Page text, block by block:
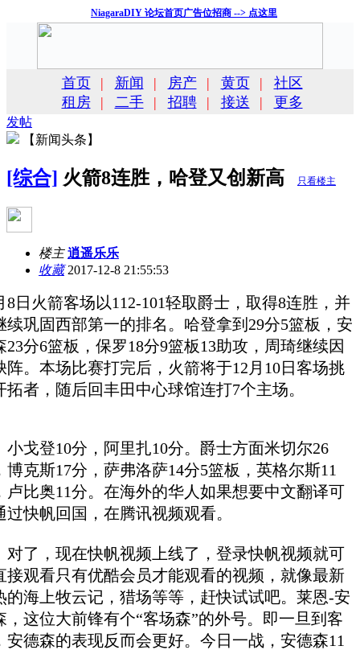
NiagaraDIY 论坛首页广告位招商 --> 点这里
首页 | 新闻 | 房产 | 黄页 |
社区
租房
| 二手 | 招聘 | 接送 | 更多
发帖
【新闻头条】
[综合] 火箭8连胜，哈登又创新高 只看楼主
楼主 逍遥乐乐
收藏2017-12-8 21:55:53
8日火箭客场以112-101轻取爵士，取得8连胜，并
续巩固西部第一的排名。哈登拿到29分5篮板，安
23分6篮板，保罗18分9篮板13助攻，周琦继续因
阵。本场比赛打完后，火箭将于12月10日客场挑
拓者，随后回丰田中心球馆连打7个主场。
登10分，阿里扎10分。爵士方面米切尔26
博克斯17分，萨弗洛萨14分5篮板，英格尔斯11
卢比奥11分。在海外的华人如果想要中文翻译可
过快帆回国，在腾讯视频观看。
，现在快帆视频上线了，登录快帆视频就可
接观看只有优酷会员才能观看的视频，就像最新
的海上牧云记，猎场等等，赶快试试吧。莱恩-安
，这位大前锋有个“客场森”的外号。即一旦到客
安德森的表现反而会更好。今日一战，安德森11